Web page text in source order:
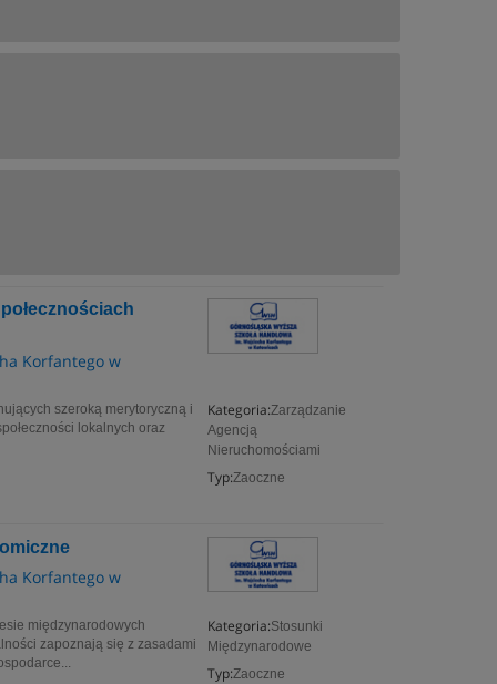
Korfantego w
Kategoria:Zarządzanie
Agencją
Nieruchomościami
Typ:Zaoczne
szeroką merytoryczną i
lokalnych oraz
Korfantego w
Kategoria:Stosunki
Międzynarodowe
Typ:Zaoczne
międzynarodowych
zapoznają się z zasadami